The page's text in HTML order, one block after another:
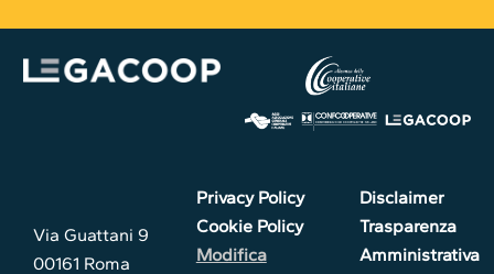
Via Guattani 9
00161 Roma
Privacy Policy
Cookie Policy
Modifica
Disclaimer
Trasparenza
Amministrativa